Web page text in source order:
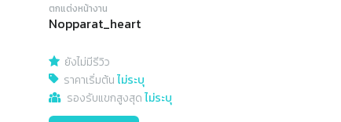
ตกแต่งหน้างาน
Nopparat_heart
ยังไม่มีรีวิว
ราคาเริ่มต้นไม่ระบุ
รองรับแขกสูงสุดไม่ระบุ